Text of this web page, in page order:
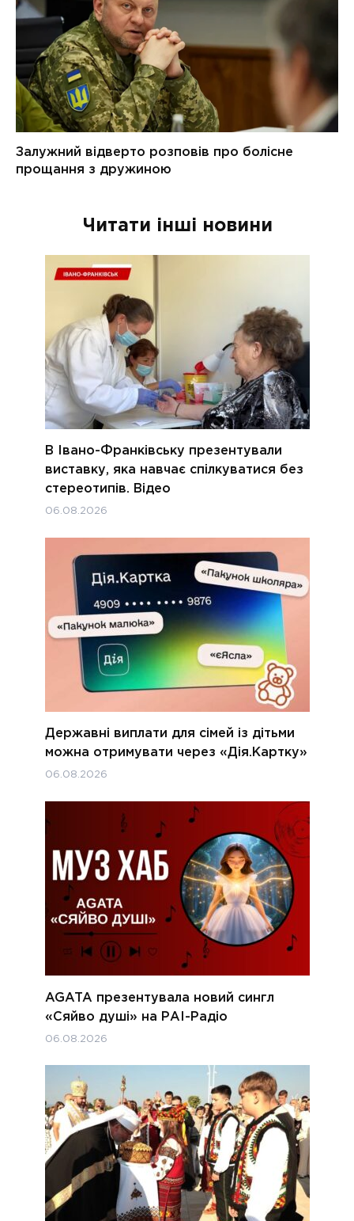
Читати інші новини
В Івано-Франківську презентували
виставку, яка навчає спілкуватися без
стереотипів. Відео
06.08.2026
Державні виплати для сімей із дітьми
можна отримувати через «Дія.Картку»
06.08.2026
AGATA презентувала новий сингл
«Сяйво душі» на РАІ-Радіо
06.08.2026